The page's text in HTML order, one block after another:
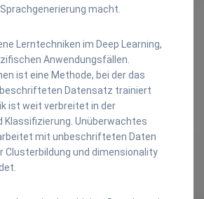
macht.
Lerntechniken im Deep Learning,
Anwendungsfällen.
ist eine Methode, bei der das
beschrifteten Datensatz trainiert
ist weit verbreitet in der
Klassifizierung. Unüberwachtes
arbeitet mit unbeschrifteten Daten
Clusterbildung und dimensionality